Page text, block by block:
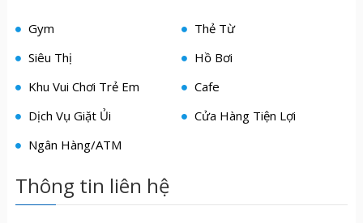
Gym
Thẻ Từ
Siêu Thị
Hồ Bơi
Khu Vui Chơi Trẻ Em
Cafe
Dịch Vụ Giặt Ủi
Cửa Hàng Tiện Lợi
Ngân Hàng/ATM
Thông tin liên hệ